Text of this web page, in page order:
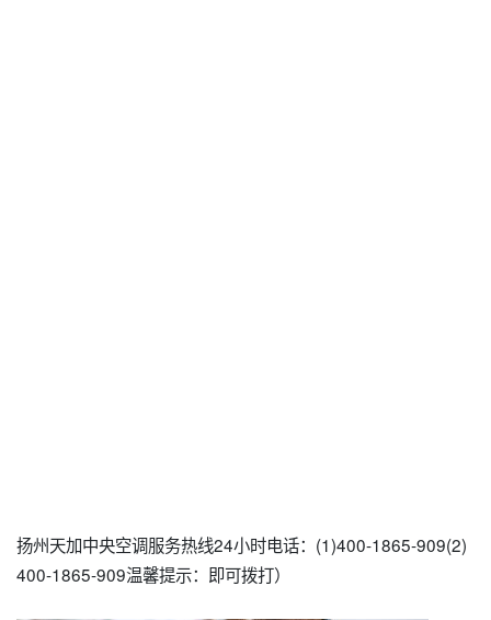
扬州天加中央空调服务热线24小时电话：(1)400-1865-909(2)
400-1865-909温馨提示：即可拨打）